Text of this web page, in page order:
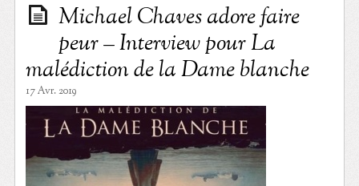
Michael Chaves adore faire
peur – Interview pour La
malédiction de la Dame blanche
17 Avr. 2019